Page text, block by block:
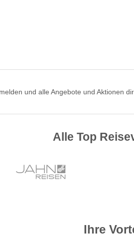
und alle Angebote und Aktionen
Alle Top
Ihre